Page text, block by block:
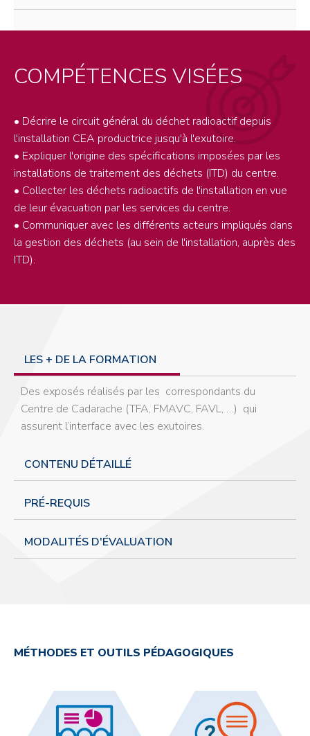
COMPÉTENCES VISÉES
• Décrire le circuit général du déchet radioactif depuis
l'installation CEA productrice jusqu'à l'exutoire.
• Expliquer l'origine des spécifications imposées par les
installations de traitement des déchets (ITD) du centre.
• Collecter les déchets radioactifs de l'installation en vue
de leur évacuation par les services du centre.
• Communiquer avec les différents acteurs impliqués dans
la gestion des déchets (au sein de l'installation, auprès des
ITD).
LES + DE LA FORMATION
Des exposés réalisés par les correspondants du
Centre de Cadarache (TFA, FMAVC, FAVL, …) qui
assurent l’interface avec les exutoires.
CONTENU DÉTAILLÉ
PRÉ-REQUIS
MODALITÉS D'ÉVALUATION
MÉTHODES ET OUTILS PÉDAGOGIQUES